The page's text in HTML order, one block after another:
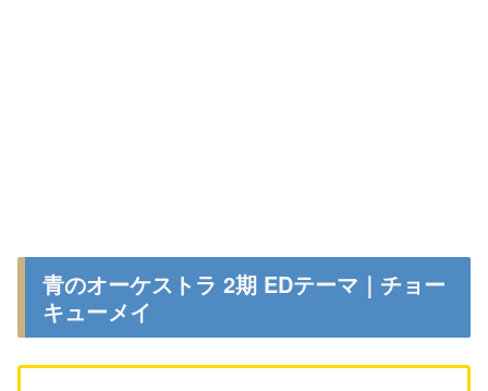
青のオーケストラ 2期 EDテーマ｜チョー
キューメイ